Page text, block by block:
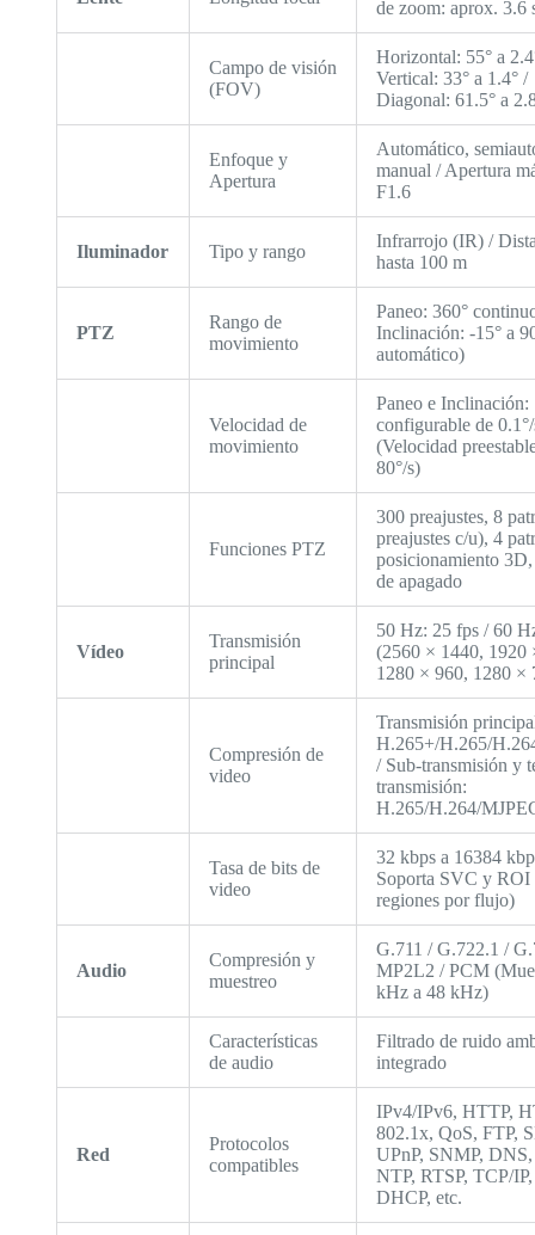
de zoom: aprox. 3.6
Campo de visión
(FOV)
Horizontal: 55° a
Vertical: 33° a 1.4° /
Diagonal: 61.5° a
Enfoque y
Apertura
Automático,
manual / Apertura
F1.6
Iluminador Tipo y rango
Infrarrojo (IR) /
hasta 100 m
PTZ
Rango de
movimiento
Paneo: 360°
Inclinación: -15° a
automático)
Velocidad de
movimiento
Paneo e Inclinación:
configurable de 0.1°/
(Velocidad
80°/s)
Funciones PTZ
300 preajustes, 8
preajustes c/u), 4
posicionamiento
de apagado
Vídeo
Transmisión
principal
50 Hz: 25 fps / 60
(2560 × 1440, 1920
1280 × 960, 1280 ×
Compresión de
video
Transmisión
H.265+/H.265/
/ Sub-transmisión y
transmisión:
H.265/H.264/
Tasa de bits de
video
32 kbps a 16384
Soporta SVC y ROI
regiones por flujo)
Audio
Compresión y
muestreo
G.711 / G.722.1 /
MP2L2 / PCM
kHz a 48 kHz)
Características
de audio
Filtrado de ruido
integrado
Red
Protocolos
compatibles
IPv4/IPv6, HTTP,
802.1x, QoS, FTP,
UPnP, SNMP,
NTP, RTSP, TCP/
DHCP, etc.